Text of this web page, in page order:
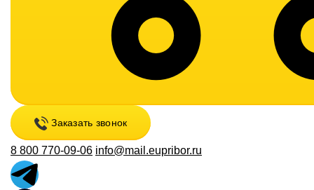
Заказать звонок
8 800 770-09-06 info@mail.eupribor.ru